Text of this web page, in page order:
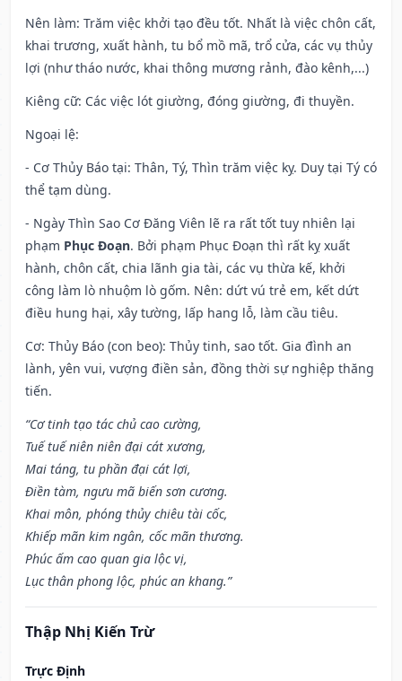
Nên làm: Trăm việc khởi tạo đều tốt. Nhất là việc chôn cất,
khai trương, xuất hành, tu bổ mồ mã, trổ cửa, các vụ thủy
lợi (như tháo nước, khai thông mương rảnh, đào kênh,...)
Kiêng cữ: Các việc lót giường, đóng giường, đi thuyền.
Ngoại lệ:
- Cơ Thủy Báo tại: Thân, Tý, Thìn trăm việc kỵ. Duy tại Tý có
thể tạm dùng.
- Ngày Thìn Sao Cơ Đăng Viên lẽ ra rất tốt tuy nhiên lại
phạm Phục Đoạn. Bởi phạm Phục Đoạn thì rất kỵ xuất
hành, chôn cất, chia lãnh gia tài, các vụ thừa kế, khởi
công làm lò nhuộm lò gốm. Nên: dứt vú trẻ em, kết dứt
điều hung hại, xây tường, lấp hang lỗ, làm cầu tiêu.
Cơ: Thủy Báo (con beo): Thủy tinh, sao tốt. Gia đình an
lành, yên vui, vượng điền sản, đồng thời sự nghiệp thăng
tiến.
“Cơ tinh tạo tác chủ cao cường,
Tuế tuế niên niên đại cát xương,
Mai táng, tu phần đại cát lợi,
Điền tàm, ngưu mã biến sơn cương.
Khai môn, phóng thủy chiêu tài cốc,
Khiếp mãn kim ngân, cốc mãn thương.
Phúc ấm cao quan gia lộc vị,
Lục thân phong lộc, phúc an khang.”
Thập Nhị Kiến Trừ
Trực Định